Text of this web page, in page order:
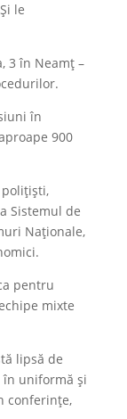
le
3 în Neamț –
în
900
Sistemul de
Naționale,
pentru
mixte
lipsă de
în uniformă și
conferințe,